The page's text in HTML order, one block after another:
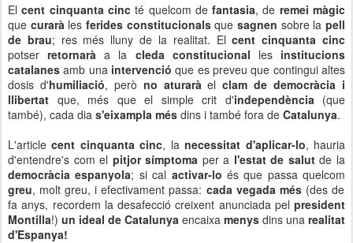
Elcent cinquanta cincté quelcom defantasia, de remei màgic
que curarà lesferides constitucionalsquesagnen sobre lapell
de brau; res més lluny de la realitat. El cent cinquanta cinc
potserretornarà a la cleda constitucional les institucions
catalanes amb una intervencióque es preveu que contingui altes
dosis d'humiliació, però no aturaràelclam de democràcia i
llibertat que, més que el simple crit d'independència (que
també), cada dia s'eixampla més dins i també fora de Catalunya.
L'article cent cinquanta cinc, lanecessitat d'aplicar-lo, hauria
d'entendre's com el pitjor símptoma per a l'estat de salutde la
democràcia espanyola; si cal activar-lo és que passa quelcom
greu, molt greu, i efectivament passa: cada vegada més (des de
fa anys, recordem la desafecció creixent anunciada pel president
Montilla!) un ideal de Catalunya encaixa menys dins una realitat
d'Espanya!